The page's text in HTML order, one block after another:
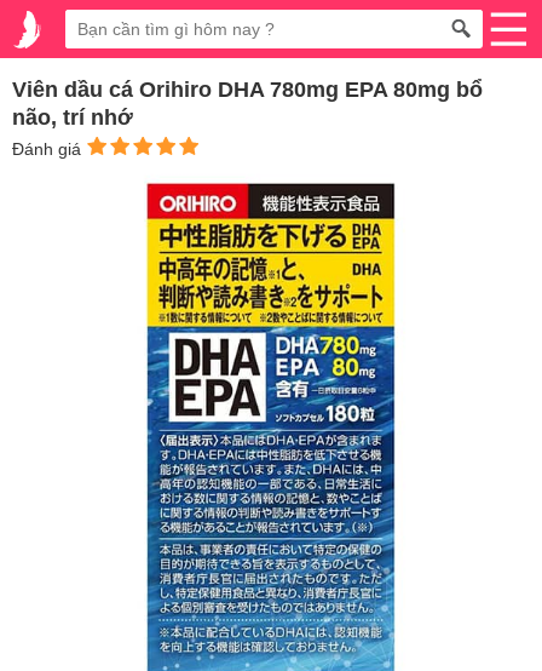
Viên dầu cá Orihiro DHA 780mg EPA 80mg bổ
não, trí nhớ
Đánh giá